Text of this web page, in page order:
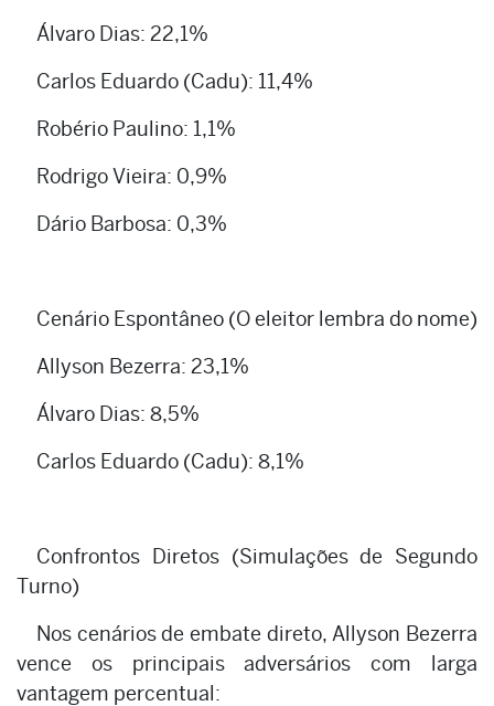
Álvaro Dias: 22,1%
Carlos Eduardo (Cadu): 11,4%
Robério Paulino: 1,1%
Rodrigo Vieira: 0,9%
Dário Barbosa: 0,3%
Cenário Espontâneo (O eleitor lembra do nome)
Allyson Bezerra: 23,1%
Álvaro Dias: 8,5%
Carlos Eduardo (Cadu): 8,1%
Confrontos Diretos (Simulações de Segundo
Turno)
Nos cenários de embate direto, Allyson Bezerra
vence os principais adversários com larga
vantagem percentual: